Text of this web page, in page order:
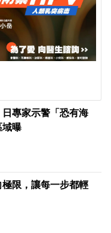
專家示警「恐有海
域曝
限，讓每一步都輕